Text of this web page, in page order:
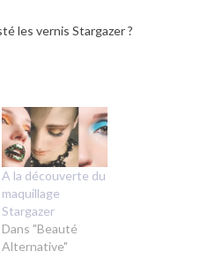
les vernis Stargazer ?
A la découverte du
maquillage
Stargazer
Dans "Beauté
Alternative"